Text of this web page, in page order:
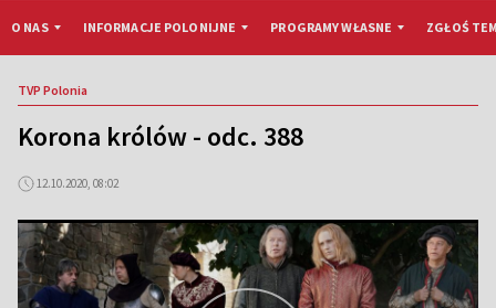
O NAS INFORMACJE POLONIJNE PROGRAMY WŁASNE ZGŁOŚ
TVP Polonia
Korona królów - odc. 388
12.10.2020, 08:02